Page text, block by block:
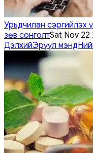
Урьдчилан сэргийлэх
зөв сонголтSat Nov 22
ДэлхийЭрүүл мэнд